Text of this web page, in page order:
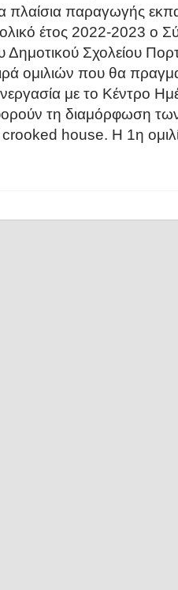
πλαίσια παραγωγής
έτος 2022-2023 ο
Δημοτικού Σχολείου
ομιλιών που θα
με το Κέντρο
τη διαμόρφωση των
house. Η 1η